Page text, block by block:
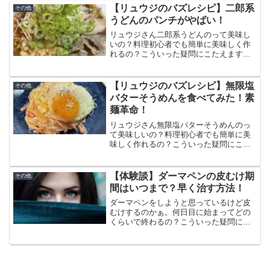
コミをまとめています。甘めの味付けが
タルタルソースとの相性が抜群ですごく
美味しい！
その他
【リュウジのバズレシピ】二郎系
うどんのパンチがやばい！
リュウジさん二郎系うどんのって美味し
いの？料理初心者でも簡単に美味しく作
れるの？こういった疑問にこたえます。
ンニクと豚バラと油を使っているのでパ
ンチが半端ないパワー系うどん。
その他
【リュウジのバズレシピ】無限塩
バターそうめんを食べてみた！素
麺革命！
リュウジさん無限塩バターそうめんのっ
て美味しいの？料理初心者でも簡単に美
味しく作れるの？こういった疑問にこた
とめています。想像以上の美味しさでま
さに素麺革命！和風カルボナーラみたい
な感じで美味しい！
その他
【体験談】ダーマペンの皮むけ期
間はいつまで？早く治す方法！
ダーマペンをしようと思っているけど皮
むけするのかぁ。何日目に始まってどの
くらいで終わるの？こういった疑問にこ